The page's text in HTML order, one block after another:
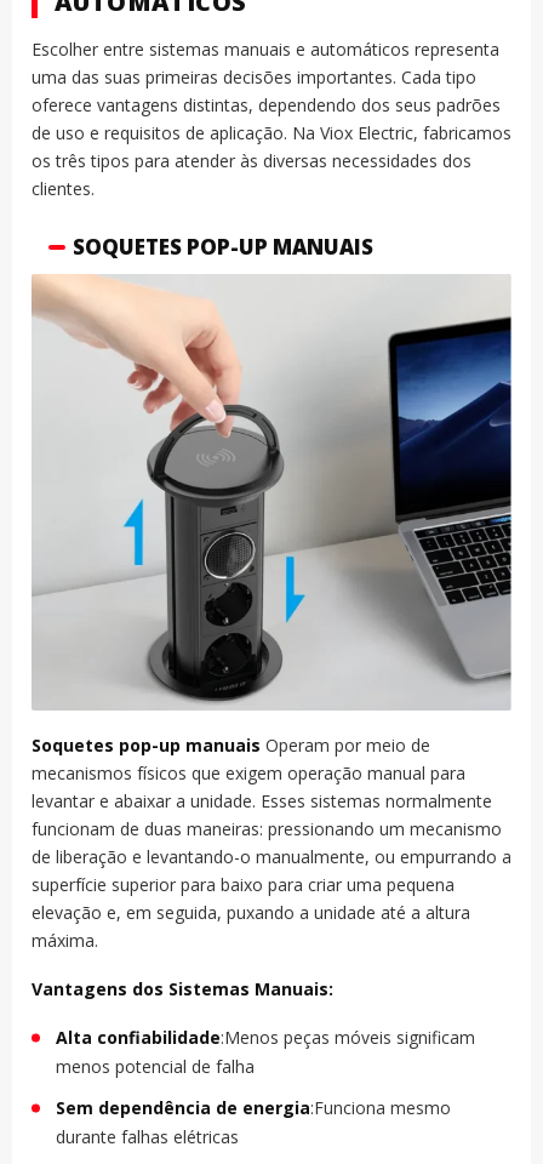
Escolher entre sistemas manuais e automáticos representa
uma das suas primeiras decisões importantes. Cada tipo
oferece vantagens distintas, dependendo dos seus padrões
de uso e requisitos de aplicação. Na Viox Electric, fabricamos
os três tipos para atender às diversas necessidades dos
clientes.
SOQUETES POP-UP MANUAIS
Soquetes pop-up manuais Operam por meio de
mecanismos físicos que exigem operação manual para
levantar e abaixar a unidade. Esses sistemas normalmente
funcionam de duas maneiras: pressionando um mecanismo
de liberação e levantando-o manualmente, ou empurrando a
superfície superior para baixo para criar uma pequena
elevação e, em seguida, puxando a unidade até a altura
máxima.
Vantagens dos Sistemas Manuais:
Alta confiabilidade:Menos peças móveis significam
menos potencial de falha
Sem dependência de energia:Funciona mesmo
durante falhas elétricas